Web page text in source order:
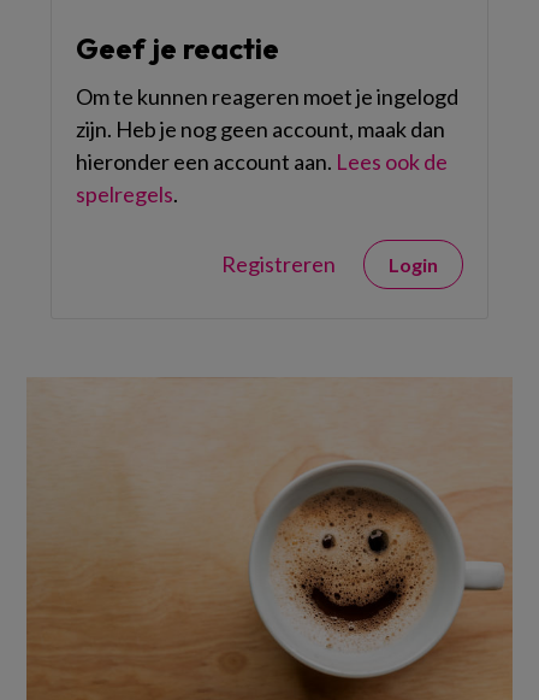
Geef je reactie
Om te kunnen reageren moet je ingelogd
zijn. Heb je nog geen account, maak dan
hieronder een account aan. Lees ook de
spelregels.
Registreren Login